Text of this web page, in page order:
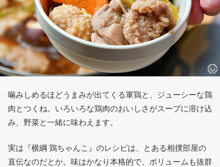
噛みしめるほどうまみが出てくる軍鶏と、ジューシーな鶏
肉とつくね。いろいろな鶏肉のおいしさがスープに溶け込
み、野菜と一緒に味わえます。
実は『横綱 鶏ちゃんこ』のレシピは、とある相撲部屋の
直伝なのだとか。味はかなり本格的で、ボリュームも抜群